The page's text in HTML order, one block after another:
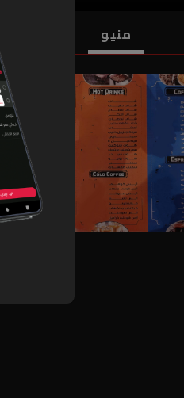
منيو